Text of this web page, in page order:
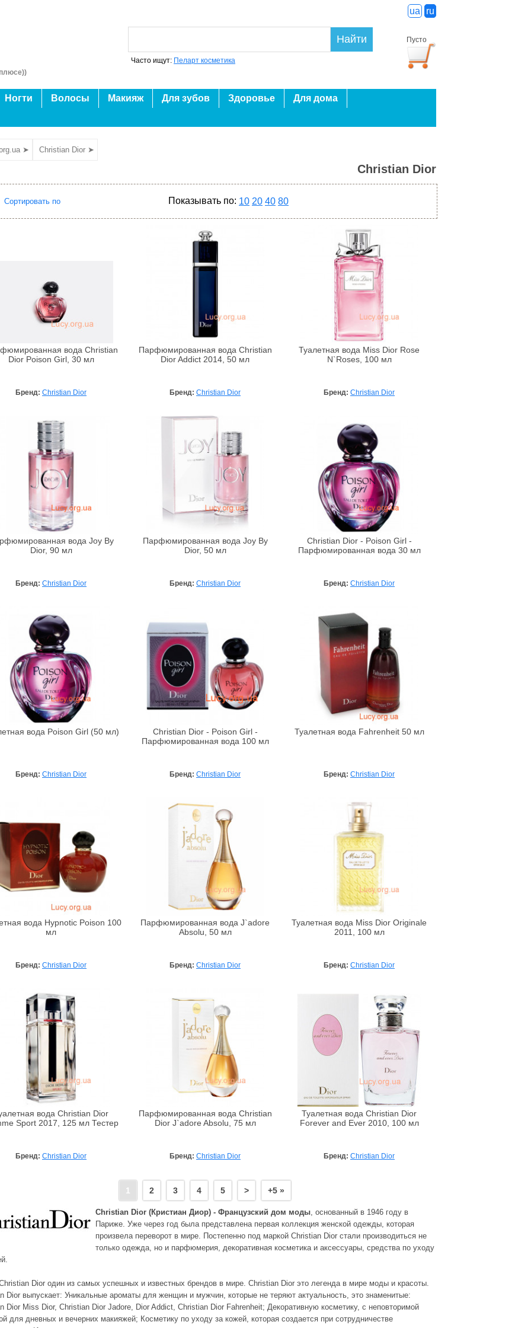
ua ru
Пусто
Найти
Часто ищут: Пеларт косметика
Ногти Волосы Макияж Для зубов Здоровье
Для дома
➤ Christian Dior ➤
Christian Dior
Сортировать по Показывать по: 10 20 40 80
вода Christian
Dior Poison Girl, 30 мл
Бренд: Christian Dior
Парфюмированная вода Christian
Dior Addict 2014, 50 мл
Бренд: Christian Dior
Туалетная вода Miss Dior Rose
N`Roses, 100 мл
Бренд: Christian Dior
вода Joy By
Dior, 90 мл
Бренд: Christian Dior
Парфюмированная вода Joy By
Dior, 50 мл
Бренд: Christian Dior
Christian Dior - Poison Girl -
Парфюмированная вода 30 мл
Бренд: Christian Dior
вода Poison Girl (50 мл)
Бренд: Christian Dior
Christian Dior - Poison Girl -
Парфюмированная вода 100 мл
Бренд: Christian Dior
Туалетная вода Fahrenheit 50 мл
Бренд: Christian Dior
вода Hypnotic Poison 100
мл
Бренд: Christian Dior
Парфюмированная вода J`adore
Absolu, 50 мл
Бренд: Christian Dior
Туалетная вода Miss Dior Originale
2011, 100 мл
Бренд: Christian Dior
вода Christian Dior
Sport 2017, 125 мл Тестер
Бренд: Christian Dior
Парфюмированная вода Christian
Dior J`adore Absolu, 75 мл
Бренд: Christian Dior
Туалетная вода Christian Dior
Forever and Ever 2010, 100 мл
Бренд: Christian Dior
1 2 3 4 5 > +5 »
Christian Dior (Кристиан Диор) - Французский дом моды, основанный в 1946 году в
Париже. Уже через год была представлена первая коллекция женской одежды, которая
произвела переворот в мире. Постепенно под маркой Christian Dior стали производиться не
только одежда, но и парфюмерия, декоративная косметика и аксессуары, средства по уходу
Dior один из самых успешных и известных брендов в мире. Christian Dior это легенда в мире моды и красоты.
Dior выпускает: Уникальные ароматы для женщин и мужчин, которые не теряют актуальность, это знаменитые:
Dior Miss Dior, Christian Dior Jadore, Dior Addict, Christian Dior Fahrenheit; Декоративную косметику, с неповторимой
для дневных и вечерних макияжей; Косметику по уходу за кожей, которая создается при сотрудничестве